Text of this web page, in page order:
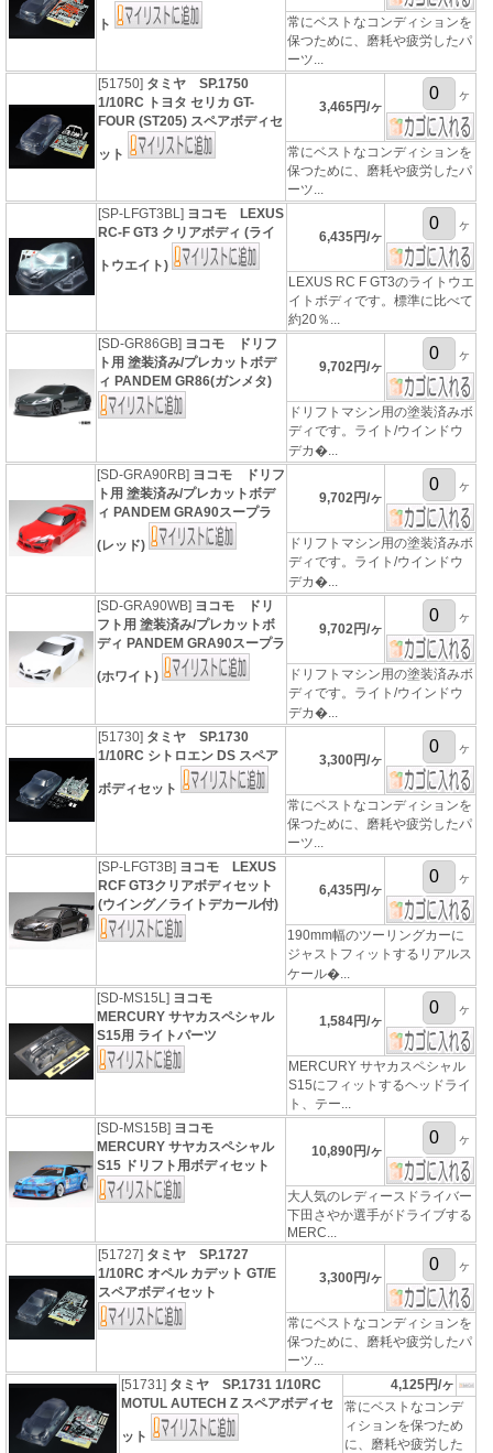
ト
常にベストなコンディションを
保つために、磨耗や疲労したパ
ーツ...
[51750] タミヤ SP.1750
1/10RC トヨタ セリカ GT-
FOUR (ST205) スペアボディセ
ット
3,465円/ヶ
ヶ
常にベストなコンディションを
保つために、磨耗や疲労したパ
ーツ...
[SP-LFGT3BL] ヨコモ LEXUS
RC-F GT3 クリアボディ (ライ
トウエイト)
6,435円/ヶ
ヶ
LEXUS RC F GT3のライトウエ
イトボディです。標準に比べて
約20％...
[SD-GR86GB] ヨコモ ドリフ
ト用 塗装済み/プレカットボデ
ィ PANDEM GR86(ガンメタ)
9,702円/ヶ
ヶ
ドリフトマシン用の塗装済みボ
ディです。ライト/ウインドウ
デカ�...
[SD-GRA90RB] ヨコモ ドリフ
ト用 塗装済み/プレカットボデ
ィ PANDEM GRA90スープラ
(レッド)
9,702円/ヶ
ヶ
ドリフトマシン用の塗装済みボ
ディです。ライト/ウインドウ
デカ�...
[SD-GRA90WB] ヨコモ ドリ
フト用 塗装済み/プレカットボ
ディ PANDEM GRA90スープラ
(ホワイト)
9,702円/ヶ
ヶ
ドリフトマシン用の塗装済みボ
ディです。ライト/ウインドウ
デカ�...
[51730] タミヤ SP.1730
1/10RC シトロエン DS スペア
ボディセット
3,300円/ヶ
ヶ
常にベストなコンディションを
保つために、磨耗や疲労したパ
ーツ...
[SP-LFGT3B] ヨコモ LEXUS
RCF GT3クリアボディセット
(ウイング／ライトデカール付)
6,435円/ヶ
ヶ
190mm幅のツーリングカーに
ジャストフィットするリアルス
ケール�...
[SD-MS15L] ヨコモ
MERCURY サヤカスペシャル
S15用 ライトパーツ
1,584円/ヶ
ヶ
MERCURY サヤカスペシャル
S15にフィットするヘッドライ
ト、テー...
[SD-MS15B] ヨコモ
MERCURY サヤカスペシャル
S15 ドリフト用ボディセット
10,890円/ヶ
ヶ
大人気のレディースドライバー
下田さやか選手がドライブする
MERC...
[51727] タミヤ SP.1727
1/10RC オペル カデット GT/E
スペアボディセット
3,300円/ヶ
ヶ
常にベストなコンディションを
保つために、磨耗や疲労したパ
ーツ...
[51731] タミヤ SP.1731 1/10RC
MOTUL AUTECH Z スペアボディセ
ット
4,125円/ヶ
常にベストなコンデ
ィションを保つため
に、磨耗や疲労した